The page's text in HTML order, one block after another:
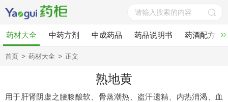
药材大全 中药方剂 中成药品 药品说明书 药酒配方
首页 > 药材大全 > 正文
熟地黄
用于肝肾阴虚之腰膝酸软、骨蒸潮热、盗汗遗精、内热消渴、血